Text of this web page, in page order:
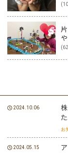
2024.10.06
た
お
2024.05.15